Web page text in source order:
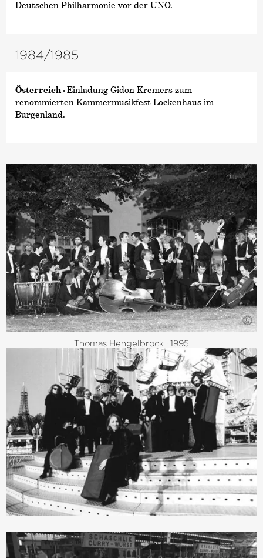
Deutschen Philharmonie vor der UNO.
1984/1985
Österreich ·Einladung Gidon Kremers zum
renommierten Kammermusikfest Lockenhaus im
Burgenland.
©
Thomas Hengelbrock · 1995